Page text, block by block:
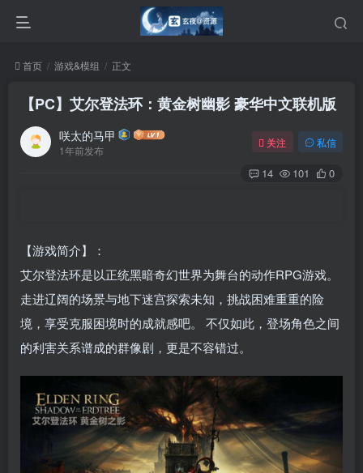
首页 游戏&模组 正文
【PC】艾尔登法环：黄金树幽影 豪华中文联机版
咲太的马甲
1年前发布
关注 私信
14 101 0
【游戏简介】：
艾尔登法环是以正统黑暗奇幻世界为舞台的动作RPG游戏。
走进辽阔的场景与地下迷宫探索未知，挑战困难重重的险
境，享受克服困境时的成就感吧。 不仅如此，登场角色之间
的利害关系谱成的群像剧，更是不容错过。